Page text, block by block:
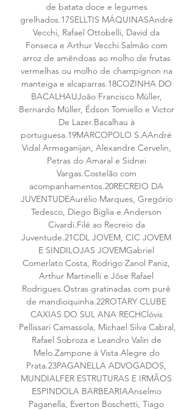
de batata doce e legumes
grelhados.17SELLTIS MÁQUINASAndré
Vecchi, Rafael Ottobelli, David da
Fonseca e Arthur Vecchi.Salmão com
arroz de amêndoas ao molho de frutas
vermelhas ou molho de champignon na
manteiga e alcaparras.18COZINHA DO
BACALHAUJoão Francisco Müller,
Bernardo Müller, Édson Tomiello e Victor
De Lazer.Bacalhau à
portuguesa.19MARCOPOLO S.AAndré
Vidal Armaganijan, Alexandre Cervelin,
Petras do Amaral e Sidnei
Vargas.Costelão com
acompanhamentos.20RECREIO DA
JUVENTUDEAurélio Marques, Gregório
Tedesco, Diego Biglia e Anderson
Civardi.Filé ao Recreio da
Juventude.21CDL JOVEM, CIC JOVEM
E SINDILOJAS JOVEMGabriel
Comerlato Costa, Rodrigo Zanol Paniz,
Arthur Martinelli e Jôse Rafael
Rodrigues.Ostras gratinadas com purê
de mandioquinha.22ROTARY CLUBE
CAXIAS DO SUL ANA RECHClóvis
Pellissari Camassola, Michael Silva Cabral,
Rafael Sobroza e Leandro Valin de
Melo.Zampone à Vista Alegre do
Prata.23PAGANELLA ADVOGADOS,
MUNDIALFER ESTRUTURAS E IRMÃOS
ESPINDOLA BARBEARIAAnselmo
Paganella, Everton Boschetti, Tiago